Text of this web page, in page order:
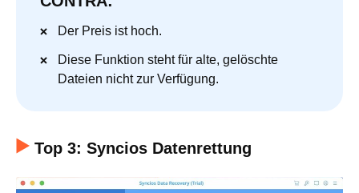
Der Preis ist hoch.
Diese Funktion steht für alte, gelöschte
Dateien nicht zur Verfügung.
Top 3: Syncios Datenrettung